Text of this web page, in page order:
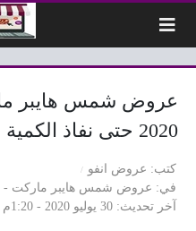
2020 حتى نفاذ الكمية رمضان
كتب
عروض انفو
في
عروض شمس هايبر ماركت -
آخر تحديث 30 يوليو 2020 - 1:20م